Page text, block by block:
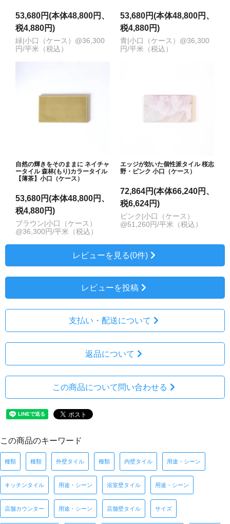
53,680円(本体48,800円、
税4,880円)
緑|小口（ケース）@36,300
円/平米（税込）
53,680円(本体48,800円、
税4,880円)
青|小口（ケース）@36,300
円/平米（税込）
自然の輝きをそのままに ネイチャ
ータイル 森林(もり)カラータイル
【薄茶】小口（ケース）
53,680円(本体48,800円、
税4,880円)
ブラウン|小口（ケース）
@36,300円/平米（税込）
エッジが効いた個性派タイル 桜志
野・ピンク 小口（ケース）
72,864円(本体66,240円、
税6,624円)
ピンク|小口（ケース）
@51,260円/平米（税込）
レビューを見る(0件)
レビューを投稿
支払い・配送について
返品について
この商品について問い合わせる
この商品のキーワード
種類 種類 外壁タイル 種類 内壁タイル 用途・シーン
キッチンタイル 用途・シーン 浴室壁タイル 用途・シーン
店舗カウンター 用途・シーン 店舗壁タイル サイズ